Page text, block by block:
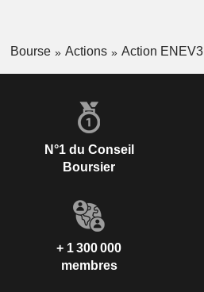
Bourse Actions Action ENEV3
N°1 du Conseil
Boursier
+ 1 300 000
membres